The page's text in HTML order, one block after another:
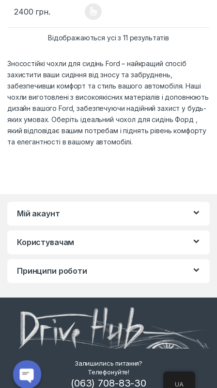
накаткою зсередини
Країна виробник: Україна
Комплектація: Передні
сидіння, задній диван та
підлокітники і фальшпанелі
(якщо є у моделі)
Шов: Подвійна відстрочка
Лого: Логотип марки авто
на чохлах для передніх
2400 грн.
Цей товар має кілька варіантів. Параметри можна вибрати
Відображаються усі з 11 результатів
Зносостійкі чохли для сидінь Ford – найкращий спосіб
захистити ваши сидіння від зносу та забруднень,
забезпечивши комфорт та стиль вашого автомобіля. Наші
чохли виготовлені з високоякісних матеріалів і доповнюють
дизайн вашого Ford, забезпечуючи надійний захист у будь-
яких умовах. Оберіть ідеальний чохол для сидінь Форд ,
який відповідає вашим потребам і піднять рівень комфорту
та елегантності в вашому автомобілі.
Мій акаунт
Користувачам
Принципи роботи
Залишились питання?
Телефонуйте!
(063) 708-83-30 UA